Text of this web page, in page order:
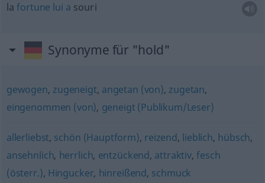
lafortune lui a souri
Synonyme für "hold"
gewogen, zugeneigt, angetan (von), zugetan,
eingenommen (von), geneigt (Publikum/Leser)
allerliebst, schön (Hauptform), reizend, lieblich, hübsch,
ansehnlich, herrlich, entzückend, attraktiv,fesch
(österr.), Hingucker, hinreißend, schmuck